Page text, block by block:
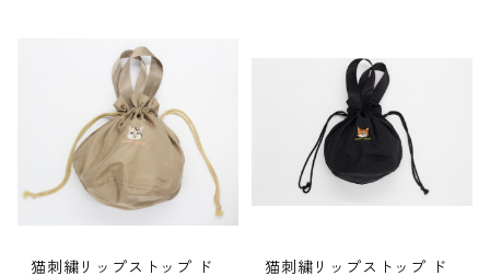
猫刺繍リップストップ ド
猫刺繍リップストップ ド